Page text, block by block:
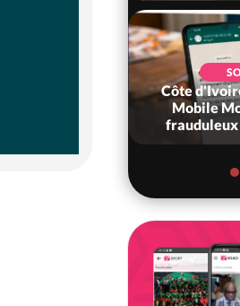
Côte
Abidjan
partenariats